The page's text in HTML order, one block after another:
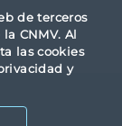
de terceros
CNMV. Al
las cookies
y